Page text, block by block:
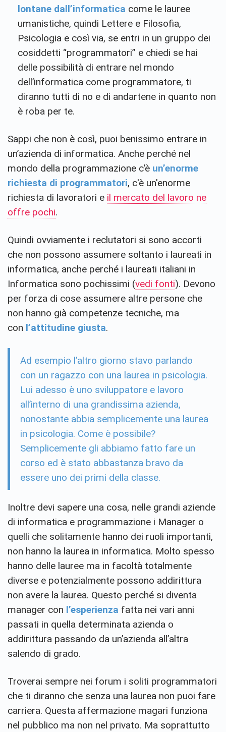
lontane dall’informatica come le lauree
umanistiche, quindi Lettere e Filosofia,
Psicologia e così via, se entri in un gruppo dei
cosiddetti “programmatori” e chiedi se hai
delle possibilità di entrare nel mondo
dell’informatica come programmatore, ti
diranno tutti di no e di andartene in quanto non
è roba per te.
Sappi che non è così, puoi benissimo entrare in
un’azienda di informatica. Anche perché nel
mondo della programmazione c’è un’enorme
richiesta di programmatori, c'è un'enorme
richiesta di lavoratori e il mercato del lavoro ne
offre pochi.
Quindi ovviamente i reclutatori si sono accorti
che non possono assumere soltanto i laureati in
informatica, anche perché i laureati italiani in
Informatica sono pochissimi (vedi fonti). Devono
per forza di cose assumere altre persone che
non hanno già competenze tecniche, ma
con l’attitudine giusta.
Ad esempio l’altro giorno stavo parlando
con un ragazzo con una laurea in psicologia.
Lui adesso è uno sviluppatore e lavoro
all’interno di una grandissima azienda,
nonostante abbia semplicemente una laurea
in psicologia. Come è possibile?
Semplicemente gli abbiamo fatto fare un
corso ed è stato abbastanza bravo da
essere uno dei primi della classe.
Inoltre devi sapere una cosa, nelle grandi aziende
di informatica e programmazione i Manager o
quelli che solitamente hanno dei ruoli importanti,
non hanno la laurea in informatica. Molto spesso
hanno delle lauree ma in facoltà totalmente
diverse e potenzialmente possono addirittura
non avere la laurea. Questo perché si diventa
manager con l’esperienza fatta nei vari anni
passati in quella determinata azienda o
addirittura passando da un’azienda all’altra
salendo di grado.
Troverai sempre nei forum i soliti programmatori
che ti diranno che senza una laurea non puoi fare
carriera. Questa affermazione magari funziona
nel pubblico ma non nel privato. Ma soprattutto